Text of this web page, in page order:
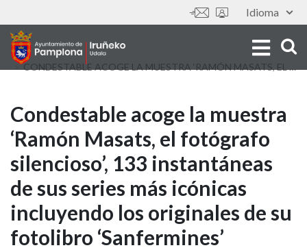
to
main
content
Idioma
Tools
Condestable
acoge
la
muestra
‘Ramón
Condestable acoge la muestra
‘Ramón Masats, el fotógrafo
silencioso’, 133 instantáneas
de sus series más icónicas
incluyendo los originales de su
fotolibro ‘Sanfermines’